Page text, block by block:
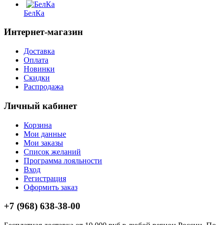
БелКа
Интернет-магазин
Доставка
Оплата
Новинки
Скидки
Распродажа
Личный кабинет
Корзина
Мои данные
Мои заказы
Список желаний
Программа лояльности
Вход
Регистрация
Оформить заказ
+7 (968) 638-38-00